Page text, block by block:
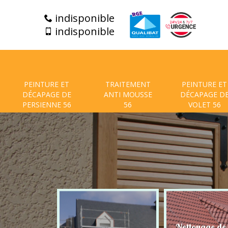
indisponible
indisponible
PEINTURE ET
DÉCAPAGE DE
PERSIENNE 56
TRAITEMENT
ANTI MOUSSE
56
PEINTURE ET
DÉCAPAGE
VOLET 56